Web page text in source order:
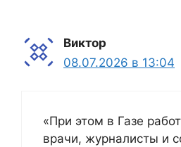
Виктор
08.07.2026 в 13:04
«При этом в Газе
врачи, журналисты и